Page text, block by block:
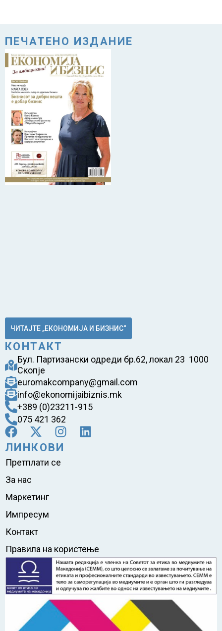
ПЕЧАТЕНО ИЗДАНИЕ
ЧИТАЈТЕ „ЕКОНОМИЈА И БИЗНИС“
КОНТАКТ
Бул. Партизански одреди бр.62, локал 23 1000
Скопје
euromakcompany@gmail.com
info@ekonomijaibiznis.mk
+389 (0)23211-915
075 421 362
ЛИНКОВИ
Претплати се
За нас
Маркетинг
Импресум
Контакт
Правила на користење